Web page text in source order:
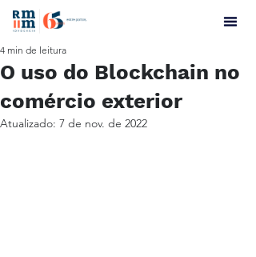
O uso do Blockchain no
comércio exterior
4 min de leitura
Atualizado: 7 de nov. de 2022